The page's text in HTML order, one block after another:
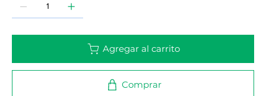
Agregar al carrito
Comprar